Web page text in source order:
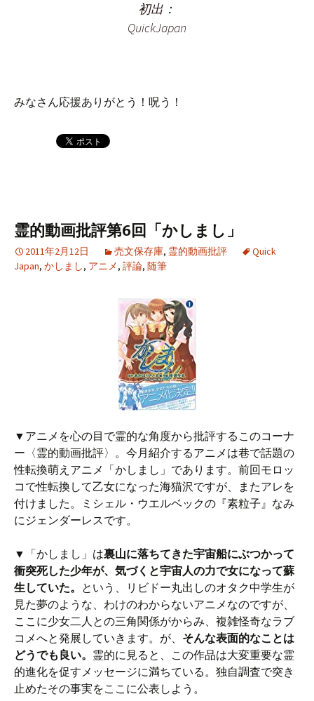
初出：
QuickJapan
みなさん応援ありがとう！呪う！
霊的動画批評第6回「かしまし」
2011年2月12日 売文保存庫, 霊的動画批評
Quick
Japan, かしまし, アニメ, 評論, 随筆
▼アニメを心の目で霊的な角度から批評するこのコーナ
ー〈霊的動画批評〉。今月紹介するアニメは巷で話題の
性転換萌えアニメ「かしまし」であります。前回モロッ
コで性転換して乙女になった海猫沢ですが、またアレを
付けました。ミシェル・ウエルベックの『素粒子』なみ
にジェンダーレスです。
▼「かしまし」は裏山に落ちてきた宇宙船にぶつかって
衝突死した少年が、気づくと宇宙人の力で女になって蘇
生していた。 という、リビドー丸出しのオタク中学生が
見た夢のような、わけのわからないアニメなのですが、
ここに少女二人との三角関係がからみ、複雑怪奇なラブ
コメへと発展していきます。が、 そんな表面的なことは
どうでも良い。 霊的に見ると、この作品は大変重要な霊
的進化を促すメッセージに満ちている。独自調査で突き
止めたその事実をここに公表しよう。